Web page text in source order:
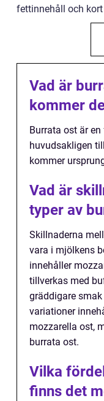
fettinnehåll och
Vad är
kommer
Burrata ost är
huvudsakligen
kommer
Vad är
typer av
Skillnaderna
vara i mjölkens
innehåller
tillverkas med
gräddigare
variationer
mozzarella ost,
burrata ost.
Vilka
finns det